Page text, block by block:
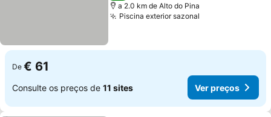
a 2.0 km de Alto do Pina
Piscina exterior sazonal
De € 61
Consulte os preços de 11 sites Ver preços